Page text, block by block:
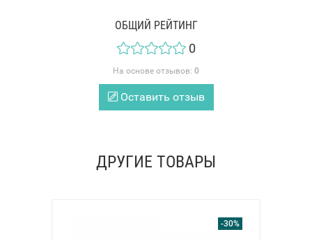
ОБЩИЙ РЕЙТИНГ
0
На основе отзывов: 0
Оставить отзыв
ДРУГИЕ ТОВАРЫ
-30%